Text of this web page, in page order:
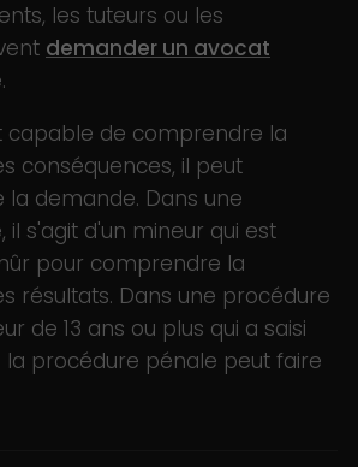
les tuteurs ou les
demander un avocat
capable de comprendre la
conséquences, il peut
demande. Dans une
il s'agit d'un mineur qui est
pour comprendre la
résultats. Dans une procédure
de 13 ans ou plus qui a saisi
procédure pénale peut faire